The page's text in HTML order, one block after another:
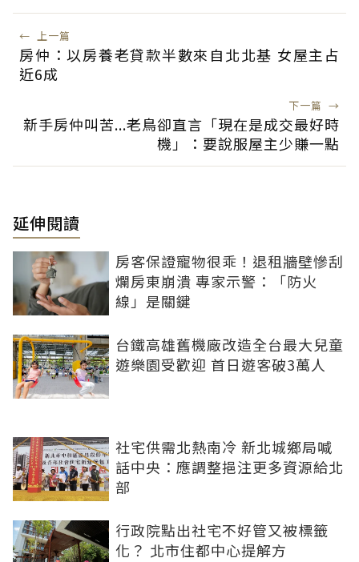
← 上一篇
房仲：以房養老貸款半數來自北北基 女屋主占
近6成
下一篇 →
新手房仲叫苦...老鳥卻直言「現在是成交最好時
機」：要說服屋主少賺一點
延伸閱讀
房客保證寵物很乖！退租牆壁慘刮
爛房東崩潰 專家示警：「防火
線」是關鍵
台鐵高雄舊機廠改造全台最大兒童
遊樂園受歡迎 首日遊客破3萬人
社宅供需北熱南冷 新北城鄉局喊
話中央：應調整挹注更多資源給北
部
行政院點出社宅不好管又被標籤
化？ 北市住都中心提解方